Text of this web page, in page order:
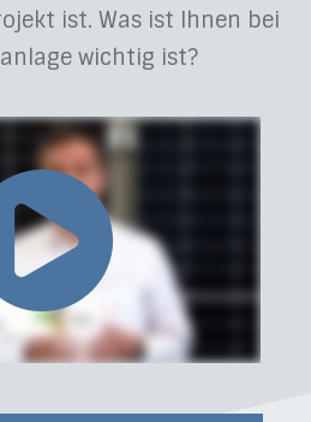
ist. Was ist Ihnen bei
wichtig ist?